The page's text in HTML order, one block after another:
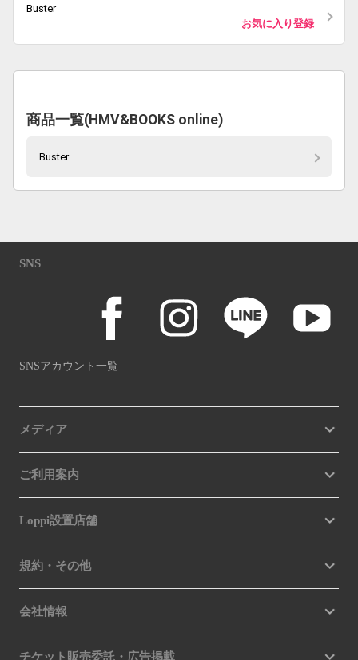
Buster
お気に入り登録
商品一覧(HMV&BOOKS online)
Buster
SNS
SNSアカウント一覧
メディア
ご利用案内
Loppi設置店舗
規約・その他
会社情報
チケット販売委託・広告掲載